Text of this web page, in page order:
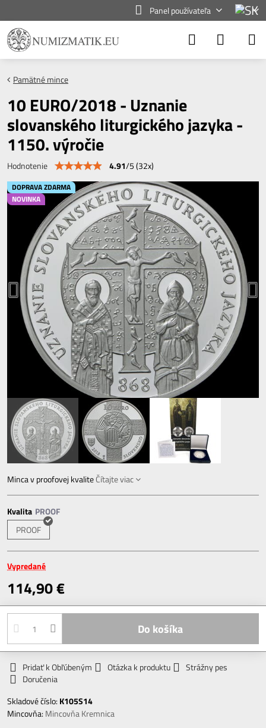
Panel používateľa
DOPRAVA ZDARMA
NOVINKA
Pamätné mince
10 EURO/2018 - Uznanie
slovanského liturgického jazyka -
1150. výročie
Hodnotenie 4.91/5(32x)
Minca v proofovej kvaliteČítajte viac
Kvalita
PROOF
Vypredané
114,90 €
Do košíka
Pridať k Obľúbeným Otázka k produktu
Strážny pes
Doručenia
Skladové číslo: K105S14
Mincovňa: Mincovňa Kremnica